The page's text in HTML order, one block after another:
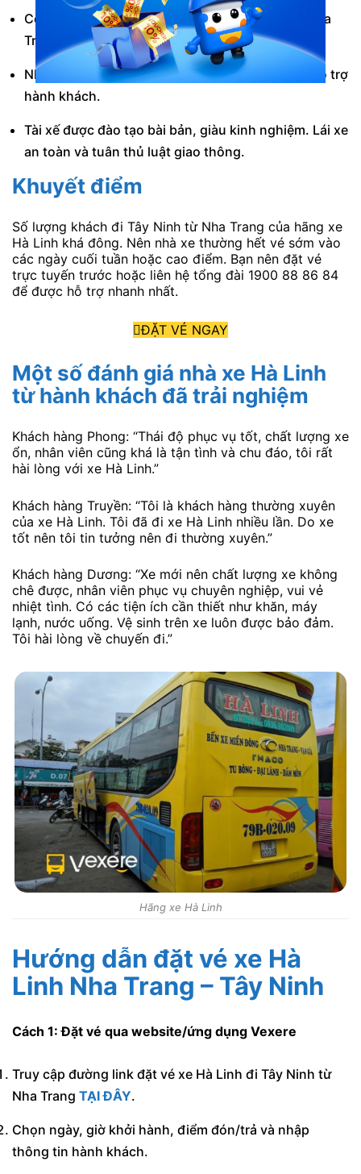
Có hỗ trợ đón/trả dọc đường tại nhiều điểm ở Nha
Trang, Sài Gòn và Tây Ninh.
Nhân viên phòng vé thân thiện, luôn sẵn sàng hỗ trợ
hành khách.
Tài xế được đào tạo bài bản, giàu kinh nghiệm. Lái xe
an toàn và tuân thủ luật giao thông.
Khuyết điểm
Số lượng khách đi Tây Ninh từ Nha Trang của hãng xe
Hà Linh khá đông. Nên nhà xe thường hết vé sớm vào
các ngày cuối tuần hoặc cao điểm. Bạn nên đặt vé
trực tuyến trước hoặc liên hệ tổng đài 1900 88 86 84
để được hỗ trợ nhanh nhất.
ĐẶT VÉ NGAY
Một số đánh giá nhà xe Hà Linh
từ hành khách đã trải nghiệm
Khách hàng Phong: “Thái độ phục vụ tốt, chất lượng xe
ổn, nhân viên cũng khá là tận tình và chu đáo, tôi rất
hài lòng với xe Hà Linh.”
Khách hàng Truyền: “Tôi là khách hàng thường xuyên
của xe Hà Linh. Tôi đã đi xe Hà Linh nhiều lần. Do xe
tốt nên tôi tin tưởng nên đi thường xuyên.”
Khách hàng Dương: “Xe mới nên chất lượng xe không
chê được, nhân viên phục vụ chuyên nghiệp, vui vẻ
nhiệt tình. Có các tiện ích cần thiết như khăn, máy
lạnh, nước uống. Vệ sinh trên xe luôn được bảo đảm.
Tôi hài lòng về chuyến đi.”
Hãng xe Hà Linh
Hướng dẫn đặt vé xe Hà
Linh Nha Trang – Tây Ninh
Cách 1: Đặt vé qua website/ứng dụng Vexere
Truy cập đường link đặt vé xe Hà Linh đi Tây Ninh từ
Nha Trang TẠI ĐÂY.
Chọn ngày, giờ khởi hành, điểm đón/trả và nhập
thông tin hành khách.